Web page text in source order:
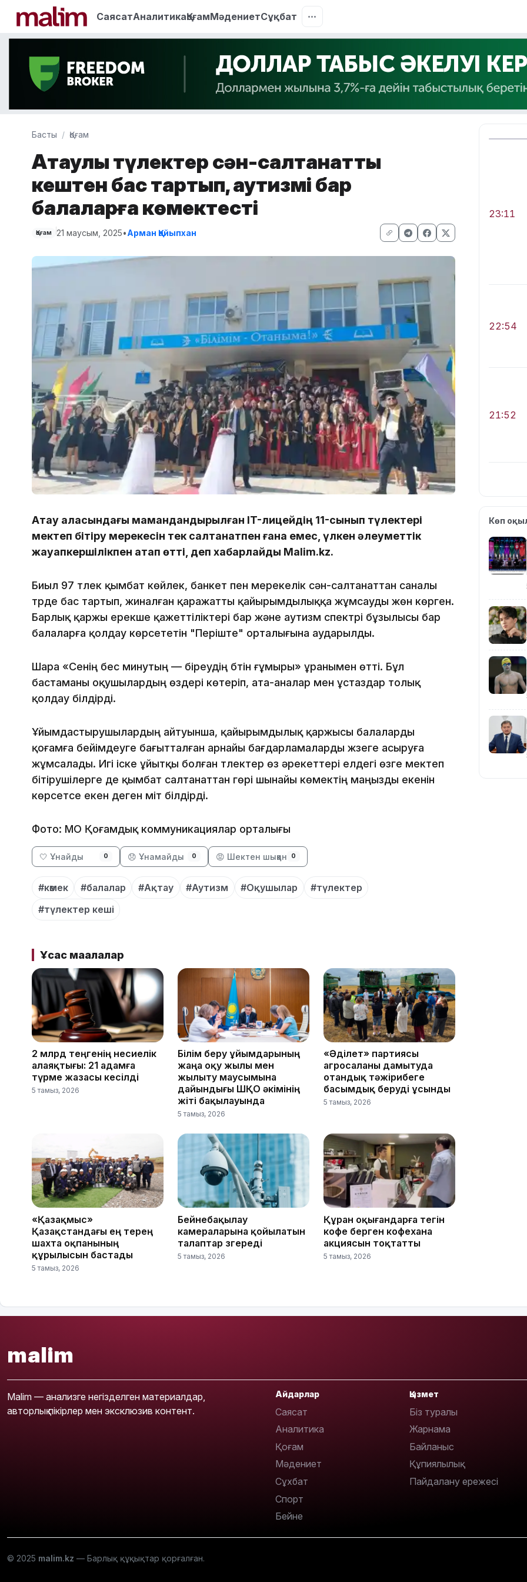
СаясатАналитикаҚоғамМәдениетСұқбат
Басты Қоғам
Ақтаулық түлектер сән-салтанатты
кештен бас тартып, аутизмі бар
балаларға көмектесті
Қоғам 21 маусым, 2025•Арман Қайыпхан
Ақтау қаласындағы мамандандырылған IT-лицейдің 11-сынып түлектері
мектеп бітіру мерекесін тек салтанатпен ғана емес, үлкен әлеуметтік
жауапкершілікпен атап өтті, деп хабарлайды Malim.kz.
Биыл 97 түлек қымбат көйлек, банкет пен мерекелік сән-салтанаттан саналы
түрде бас тартып, жиналған қаражатты қайырымдылыққа жұмсауды жөн көрген.
Барлық қаржы ерекше қажеттіліктері бар және аутизм спектрі бұзылысы бар
балаларға қолдау көрсететін "Періште" орталығына аударылды.
Шара «Сенің бес минутың — біреудің бүтін ғұмыры» ұранымен өтті. Бұл
бастаманы оқушылардың өздері көтеріп, ата-аналар мен ұстаздар толық
қолдау білдірді.
Ұйымдастырушылардың айтуынша, қайырымдылық қаржысы балаларды
қоғамға бейімдеуге бағытталған арнайы бағдарламаларды жүзеге асыруға
жұмсалады. Игі іске ұйытқы болған түлектер өз әрекеттері елдегі өзге мектеп
бітірушілерге де қымбат салтанаттан гөрі шынайы көмектің маңызды екенін
көрсетсе екен деген үміт білдірді.
Фото: МО Қоғамдық коммуникациялар орталығы
🤍 Ұнайды 0 😞 Ұнамайды 0 😡 Шектен шыққан 0
#көмек #балалар #Ақтау #Аутизм #Оқушылар
#түлектер
#түлектер кеші
Ұқсас мақалалар
2 млрд теңгенің несиелік
алаяқтығы: 21 адамға
түрме жазасы кесілді
5 тамыз, 2026
Білім беру ұйымдарының
жаңа оқу жылы мен
жылыту маусымына
дайындығы ШҚО әкімінің
жіті бақылауында
5 тамыз, 2026
«Әділет» партиясы
агросаланы дамытуда
отандық тәжірибеге
басымдық беруді ұсынды
5 тамыз, 2026
«Қазақмыс»
Қазақстандағы ең терең
шахта оқпанының
құрылысын бастады
5 тамыз, 2026
Бейнебақылау
камераларына қойылатын
талаптар өзгереді
5 тамыз, 2026
Құран оқығандарға тегін
кофе берген кофехана
акциясын тоқтатты
5 тамыз, 2026
23:11
22:54
21:52
21:30
20:16
19:21
Көп
malim
Malim — анализге негізделген материалдар,
авторлық пікірлер мен эксклюзив контент.
Айдарлар
Саясат
Аналитика
Қоғам
Мәдениет
Сұхбат
Спорт
Бейне
Қызмет
Біз туралы
Жарнама
Байланыс
Құпиялылық
Пайдалану ережесі
© 2025 malim.kz — Барлық құқықтар қорғалған.